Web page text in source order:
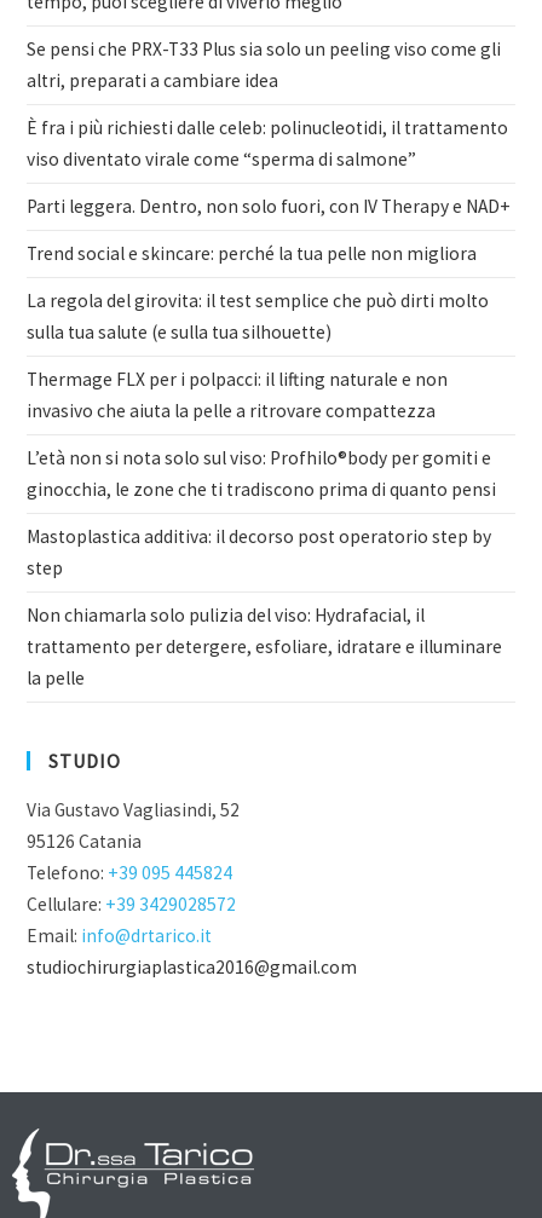
Se pensi che PRX-T33 Plus sia solo un peeling viso come gli
altri, preparati a cambiare idea
È fra i più richiesti dalle celeb: polinucleotidi, il trattamento
viso diventato virale come “sperma di salmone”
Parti leggera. Dentro, non solo fuori, con IV Therapy e NAD+
Trend social e skincare: perché la tua pelle non migliora
La regola del girovita: il test semplice che può dirti molto
sulla tua salute (e sulla tua silhouette)
Thermage FLX per i polpacci: il lifting naturale e non
invasivo che aiuta la pelle a ritrovare compattezza
L’età non si nota solo sul viso: Profhilo®body per gomiti e
ginocchia, le zone che ti tradiscono prima di quanto pensi
Mastoplastica additiva: il decorso post operatorio step by
step
Non chiamarla solo pulizia del viso: Hydrafacial, il
trattamento per detergere, esfoliare, idratare e illuminare
la pelle
STUDIO
Via Gustavo Vagliasindi, 52
95126 Catania
Telefono: +39 095 445824
Cellulare: +39 3429028572
Email: info@drtarico.it
studiochirurgiaplastica2016@gmail.com